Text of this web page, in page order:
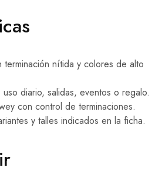
terminación nítida y colores de alto
diario, salidas, eventos o regalo.
con control de terminaciones.
y talles indicados en la ficha.